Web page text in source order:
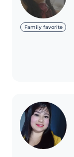
Family favorite